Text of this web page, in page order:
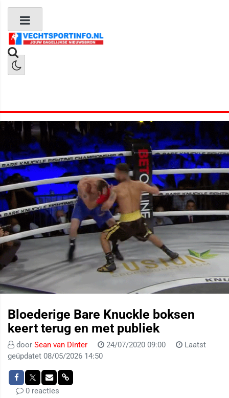
Bloederige Bare Knuckle boksen
keert terug en met publiek
door Sean van Dinter 24/07/2020 09:00
Laatst
geüpdatet 08/05/2026 14:50
0 reacties